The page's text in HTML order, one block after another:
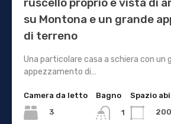
su Montona e un grande
di terreno
Una particolare casa a schiera con un
appezzamento di…
Camera da letto
3
Bagno
1
Spazio
200